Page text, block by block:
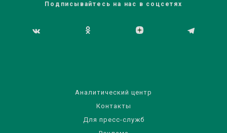
Подписывайтесь на нас в соцсетях
Аналитический центр
Контакты
Для пресс-служб